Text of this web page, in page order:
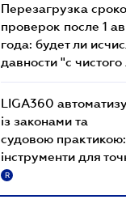
Перезагрузка
проверок после 1
года: будет ли
давности "с чистого
LIGA360
із законами та
судовою практикою:
інструменти для
R